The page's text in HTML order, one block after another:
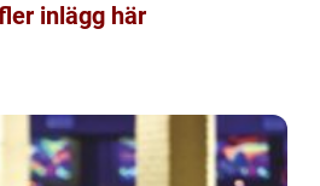
inlägg här